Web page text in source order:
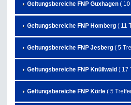
Geltungsbereiche FNP Guxhagen ( 10
Geltungsbereiche FNP Homberg ( 11
Geltungsbereiche FNP Jesberg ( 5
Geltungsbereiche FNP Knüllwald ( 17
Geltungsbereiche FNP Körle ( 5